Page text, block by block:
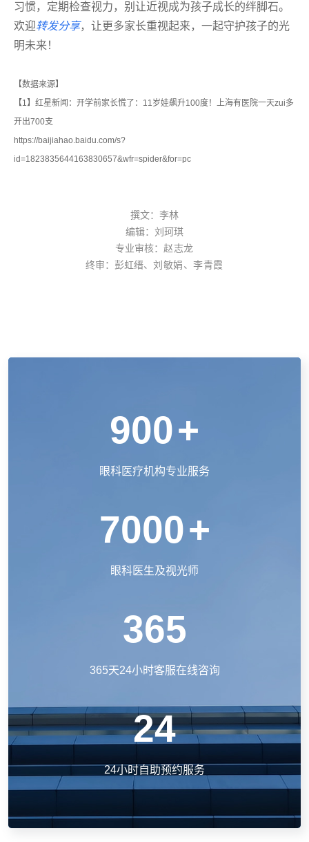
习惯，定期检查视力，别让近视成为孩子成长的绊脚石。
欢迎转发分享，让更多家长重视起来，一起守护孩子的光
明未来！
【数据来源】
【1】红星新闻：开学前家长慌了：11岁娃飙升100度！上海有医院一天zui多
开出700支
https://baijiahao.baidu.com/s?
id=1823835644163830657&wfr=spider&for=pc
撰文：李林
编辑：刘珂琪
专业审核：赵志龙
终审：彭虹缙、刘敏娟、李青霞
900+
眼科医疗机构专业服务
7000+
眼科医生及视光师
365
365天24小时客服在线咨询
24
24小时自助预约服务